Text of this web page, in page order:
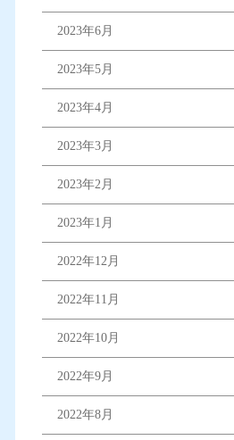
2023年6月
2023年5月
2023年4月
2023年3月
2023年2月
2023年1月
2022年12月
2022年11月
2022年10月
2022年9月
2022年8月